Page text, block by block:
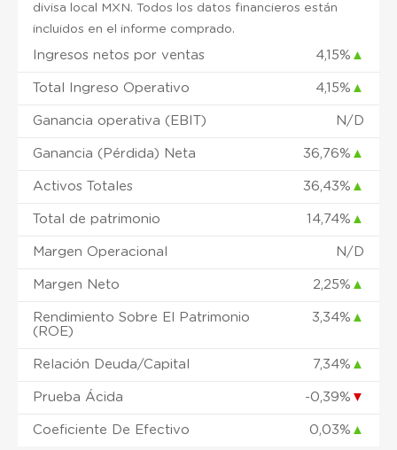
divisa local MXN. Todos los datos financieros están
incluidos en el informe comprado.
Ingresos netos por ventas 4,15% ▲
Total Ingreso Operativo 4,15% ▲
Ganancia operativa (EBIT) N/D
Ganancia (Pérdida) Neta 36,76% ▲
Activos Totales 36,43% ▲
Total de patrimonio 14,74% ▲
Margen Operacional N/D
Margen Neto 2,25% ▲
Rendimiento Sobre El Patrimonio
(ROE)
3,34% ▲
Relación Deuda/Capital 7,34% ▲
Prueba Ácida -0,39% ▼
Coeficiente De Efectivo 0,03% ▲